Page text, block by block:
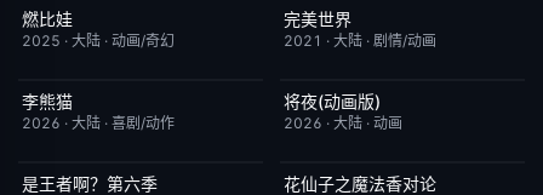
HD国语
燃比娃
2025 · 大陆 · 动画/奇幻
更新至第281集
完美世界
2021 · 大陆 · 剧情/动画
更新至第4集
李熊猫
2026 · 大陆 · 喜剧/动作
更新至第17集
将夜(动画版)
2026 · 大陆 · 动画
更新至第4集
是王者啊？第六季 更新至第20集
花仙子之魔法香对论